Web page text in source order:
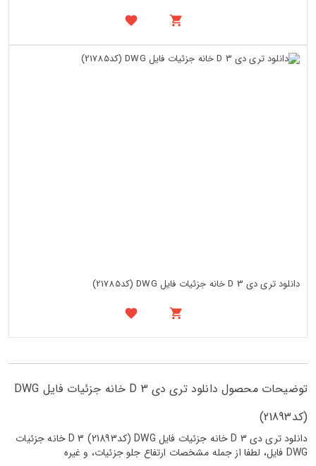
دانلود تری دی 3 D خانه جزئیات فایل DWG (کد21785)
توضیحات محصول دانلود تری دی 3 D خانه جزئیات فایل DWG
(کد21893)
دانلود تری دی 3 D خانه جزئیات فایل DWG (کد21893) 3 D خانه جزئیات
DWG فایل، لطفا از جمله مشخصات ارتفاع جلو جزئیات، و غیره